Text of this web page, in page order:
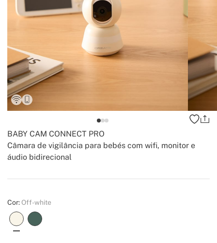
Câmara de vigilância para bebés com wifi, monitor e
áudio bidirecional
BABY CAM CONNECT PRO
Create
Cor: Off-white